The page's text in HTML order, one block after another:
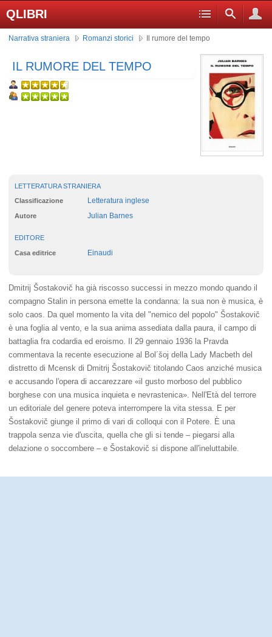
QLIBRI
Narrativa straniera Romanzi storici Il rumore del tempo
IL RUMORE DEL TEMPO
LETTERATURA STRANIERA
Classificazione Letteratura inglese
Autore Julian Barnes
EDITORE
Casa editrice Einaudi
Dmitrij Šostakovič ha già riscosso successi in mezzo mondo quando il
compagno Stalin in persona emette la condanna: la sua non è musica, è
solo caos. Da quel momento la vita del "nemico del popolo" Šostakovič
è una foglia al vento, e la sua anima assediata dalla paura, il campo di
battaglia fra codardia ed eroismo. Il 29 gennaio 1936 la Pravda
commentava la recente esecuzione al Bol´šoj della Lady Macbeth del
distretto di Mcensk di Dmitrij Šostakovič titolando Caos anziché musica
e accusando l'opera di accarezzare «il gusto morboso del pubblico
borghese con una musica inquieta e nevrastenica». Nell'Età del terrore
un editoriale del genere poteva interrompere la vita stessa. E per
Šostakovič giunge il primo di vari di colloqui con il Potere. È una
trappola senza vie d'uscita, quella che gli si tende – piegarsi alla
delazione o soccombere – e Šostakovič si dispone all'ineluttabile.